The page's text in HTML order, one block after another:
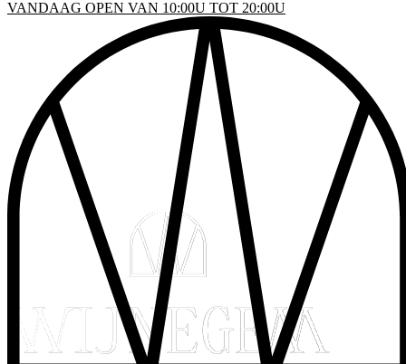
VANDAAG OPEN VAN 10:00U TOT 20:00U
& DRINKEN
INFO